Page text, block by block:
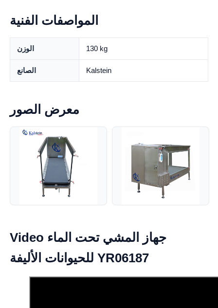
المواصفات الفنية
الوزن 130 kg
الصانع Kalstein
معرض الصور
Video جهاز المشي تحت الماء
للحيوانات الأليفة YR06187